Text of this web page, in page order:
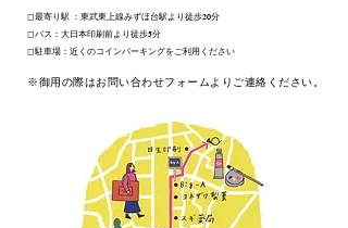
◻︎最寄り駅 ：東武東上線みずほ台駅より徒歩20分
◻︎バス：大日本印刷前より徒歩5分
◻︎駐車場：近くのコインパーキングをご利用ください
​※御用の際はお問い合わせフォームよりご連絡ください。